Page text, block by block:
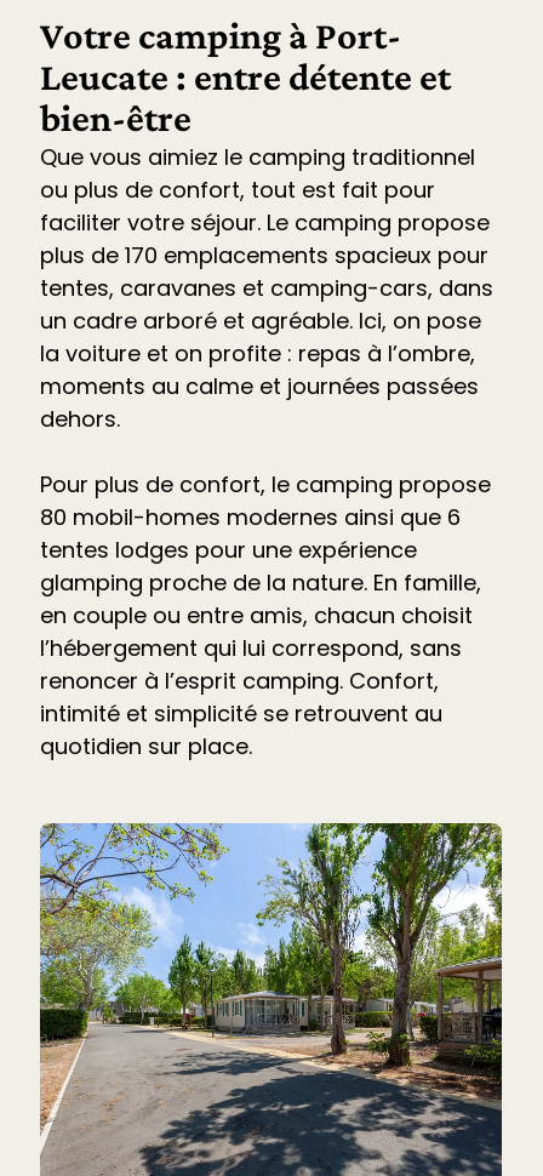
Votre camping à Port-
Leucate : entre détente et
bien-être
Que vous aimiez le camping traditionnel
ou plus de confort, tout est fait pour
faciliter votre séjour. Le camping propose
plus de 170 emplacements spacieux pour
tentes, caravanes et camping-cars, dans
un cadre arboré et agréable. Ici, on pose
la voiture et on profite : repas à l’ombre,
moments au calme et journées passées
dehors.
Pour plus de confort, le camping propose
80 mobil-homes modernes ainsi que 6
tentes lodges pour une expérience
glamping proche de la nature. En famille,
en couple ou entre amis, chacun choisit
l’hébergement qui lui correspond, sans
renoncer à l’esprit camping. Confort,
intimité et simplicité se retrouvent au
quotidien sur place.